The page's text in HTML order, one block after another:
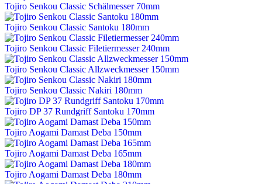
Tojiro Senkou Classic Schälmesser 70mm
Tojiro Senkou Classic Santoku 180mm
Tojiro Senkou Classic Filetiermesser 240mm
Tojiro Senkou Classic Allzweckmesser 150mm
Tojiro Senkou Classic Nakiri 180mm
Tojiro DP 37 Rundgriff Santoku 170mm
Tojiro Aogami Damast Deba 150mm
Tojiro Aogami Damast Deba 165mm
Tojiro Aogami Damast Deba 180mm